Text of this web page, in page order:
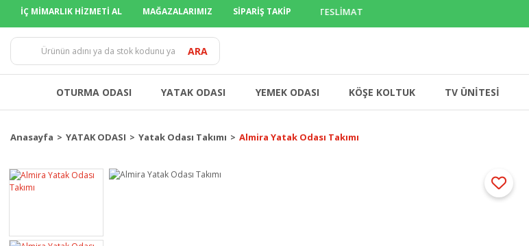
İÇ MİMARLIK HİZMETİ AL MAĞAZALARIMIZ SİPARİŞ TAKİP
TÜM İLLERE TESLİMAT
ARA
OTURMA ODASI YATAK ODASI YEMEK ODASI KÖŞE KOLTUK TV ÜNİTESİ
Anasayfa YATAK ODASI Yatak Odası Takımı Almira Yatak Odası Takımı